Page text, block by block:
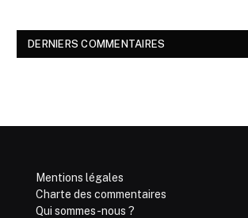
DERNIERS COMMENTAIRES
Mentions légales
Charte des commentaires
Qui sommes-nous ?